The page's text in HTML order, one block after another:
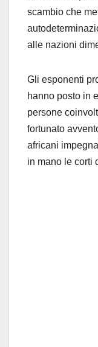
scambio che
alle nazioni
Gli esponenti
hanno posto in
persone
fortunato
africani
in mano le corti